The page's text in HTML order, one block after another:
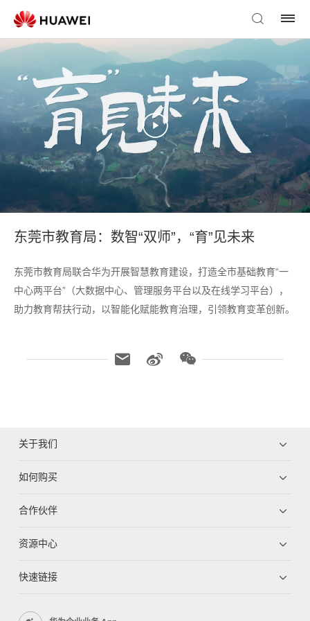
东莞市教育局：数智“双师”，“育”见未来
东莞市教育局联合华为开展智慧教育建设，打造全市基础教育“一
中心两平台”（大数据中心、管理服务平台以及在线学习平台），
助力教育帮扶行动，以智能化赋能教育治理，引领教育变革创新。
关于我们
如何购买
合作伙伴
资源中心
快速链接